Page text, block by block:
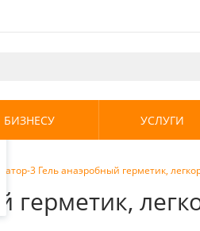
БИЗНЕСУ УСЛУГИ
3 Гель анаэробный герметик,
герметик,